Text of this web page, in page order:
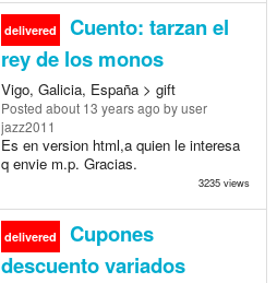
delivered
Cuento: tarzan el
rey de los monos
Vigo, Galicia, España > gift
Posted about 13 years ago by user
jazz2011
Es en version html,a quien le interesa
q envie m.p. Gracias.
3235 views
delivered
Cupones
descuento variados